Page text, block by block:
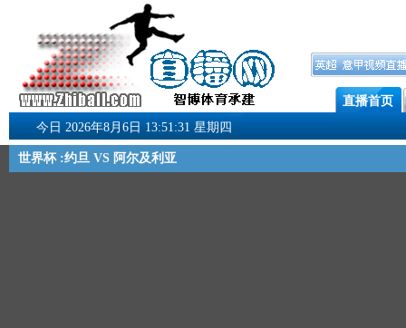
直播首页
今日 2026年8月6日 13:51:31 星期四
世界杯 :约旦 VS 阿尔及利亚